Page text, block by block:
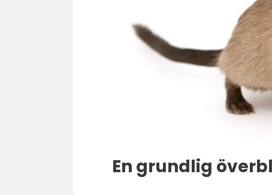
En grundlig